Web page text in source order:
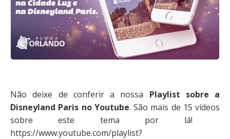
Não deixe de conferir a nossa Playlist sobre a
Disneyland Paris no Youtube. São mais de 15 vídeos
sobre este tema por lá!
https://www.youtube.com/playlist?